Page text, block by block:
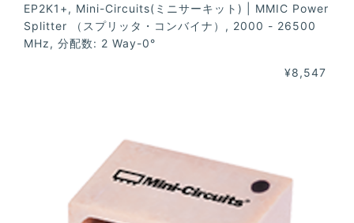
EP2K1+, Mini-Circuits(ミニサーキット) | MMIC Power
Splitter （スプリッタ・コンバイナ）, 2000 - 26500
MHz, 分配数: 2 Way-0°
¥8,547